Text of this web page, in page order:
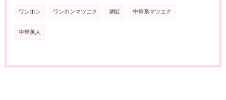
ワンホン ワンホンマツエク 網紅 中華系マツエク
中華美人